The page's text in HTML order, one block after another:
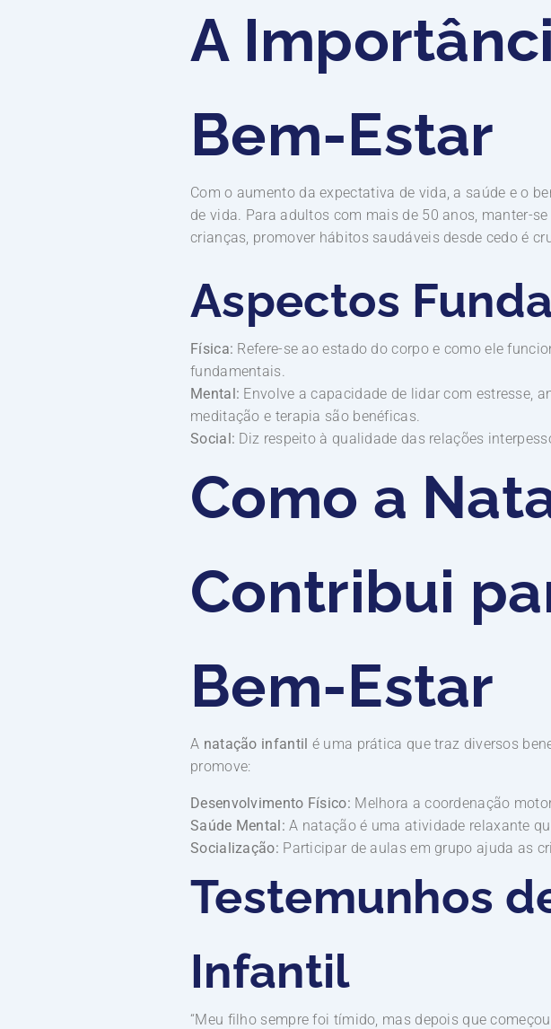
A
Bem-Estar
Com o aumento da expectativa de vida, a saúde e o
de vida. Para adultos com mais de 50 anos, manter-
crianças, promover hábitos saudáveis desde cedo é
Aspectos
Física: Refere-se ao estado do corpo e como ele
fundamentais.
Mental: Envolve a capacidade de lidar com estresse,
meditação e terapia são benéficas.
Social: Diz respeito à qualidade das relações
Como a
Contribui
Bem-Estar
A natação infantil é uma prática que traz diversos
promove:
Desenvolvimento Físico: Melhora a coordenação
Saúde Mental: A natação é uma atividade relaxante
Socialização: Participar de aulas em grupo ajuda as
Testemunhos
Infantil
“Meu filho sempre foi tímido, mas depois que